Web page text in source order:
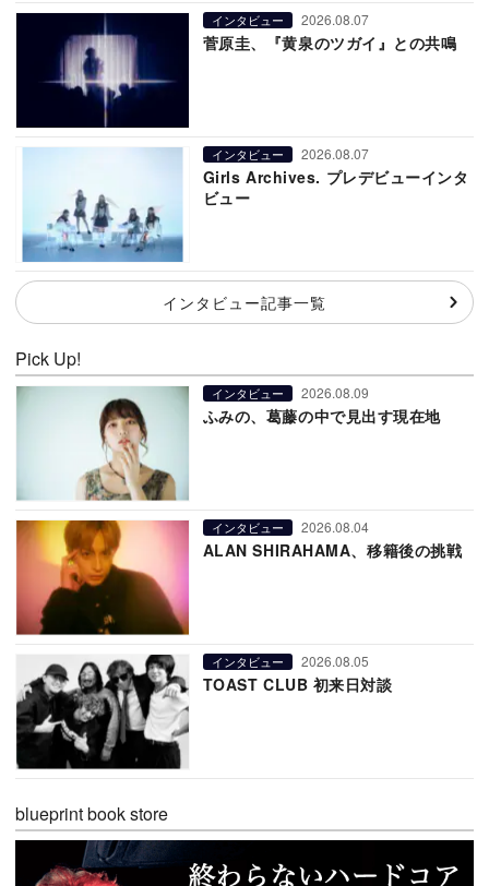
インタビュー 2026.08.07
菅原圭、『黄泉のツガイ』との共鳴
インタビュー 2026.08.07
Girls Archives. プレデビューインタ
ビュー
インタビュー記事一覧
Pick Up!
インタビュー 2026.08.09
ふみの、葛藤の中で見出す現在地
インタビュー 2026.08.04
ALAN SHIRAHAMA、移籍後の挑戦
インタビュー 2026.08.05
TOAST CLUB 初来日対談
blueprint book store